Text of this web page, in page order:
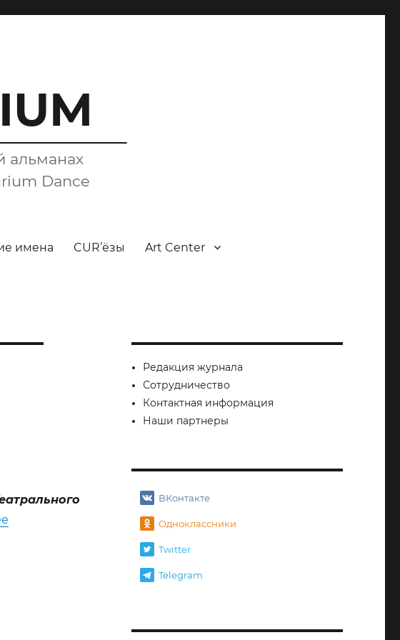
альманах
Dance
имена CUR’ёзы Art Center
«CURIUM №II (6) 2017»
Редакция журнала
Сотрудничество
Контактная информация
Наши партнеры
ВКонтакте
Одноклассники
Twitter
Telegram